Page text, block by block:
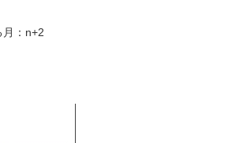
：n+2